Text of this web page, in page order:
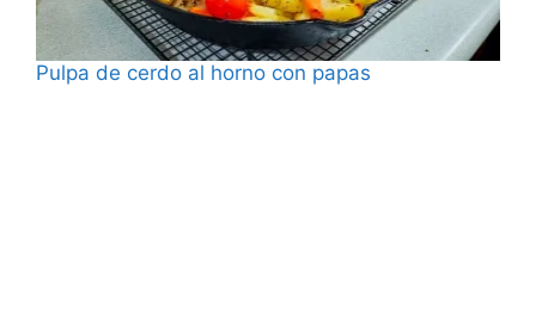
Pulpa de cerdo al horno con papas